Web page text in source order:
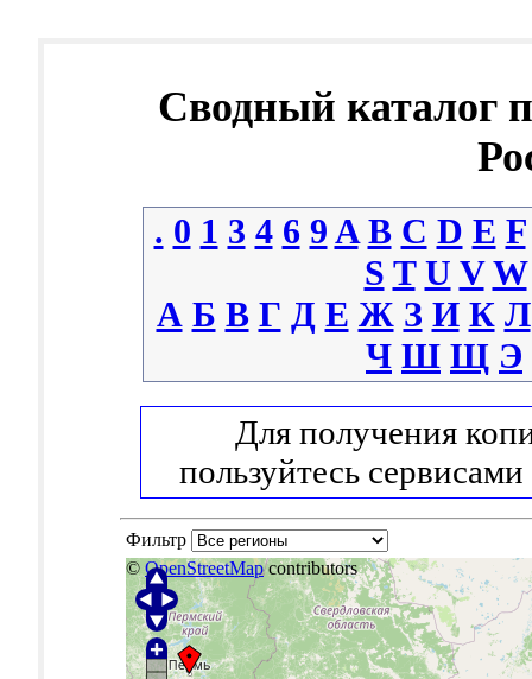
Сводный каталог
. 0 1 3 4 6 9 A B C D E F
S T U V W
А Б В Г Д Е Ж З И К Л
Ч Ш Щ Э
Для получения
пользуйтесь сервисами
Фильтр
© OpenStreetMapcontributors